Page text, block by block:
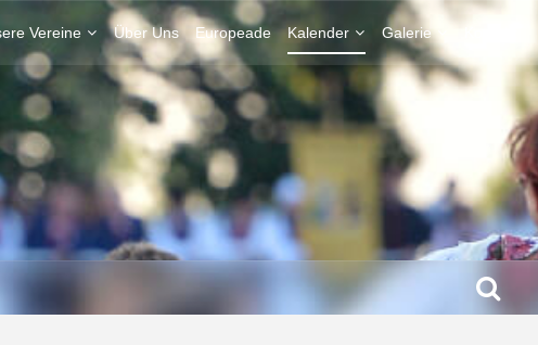
Vereine Über Uns Europeade Kalender Galerie